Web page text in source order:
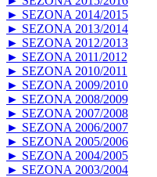
► SEZONA 2014/2015
► SEZONA 2013/2014
► SEZONA 2012/2013
► SEZONA 2011/2012
► SEZONA 2010/2011
► SEZONA 2009/2010
► SEZONA 2008/2009
► SEZONA 2007/2008
► SEZONA 2006/2007
► SEZONA 2005/2006
► SEZONA 2004/2005
► SEZONA 2003/2004